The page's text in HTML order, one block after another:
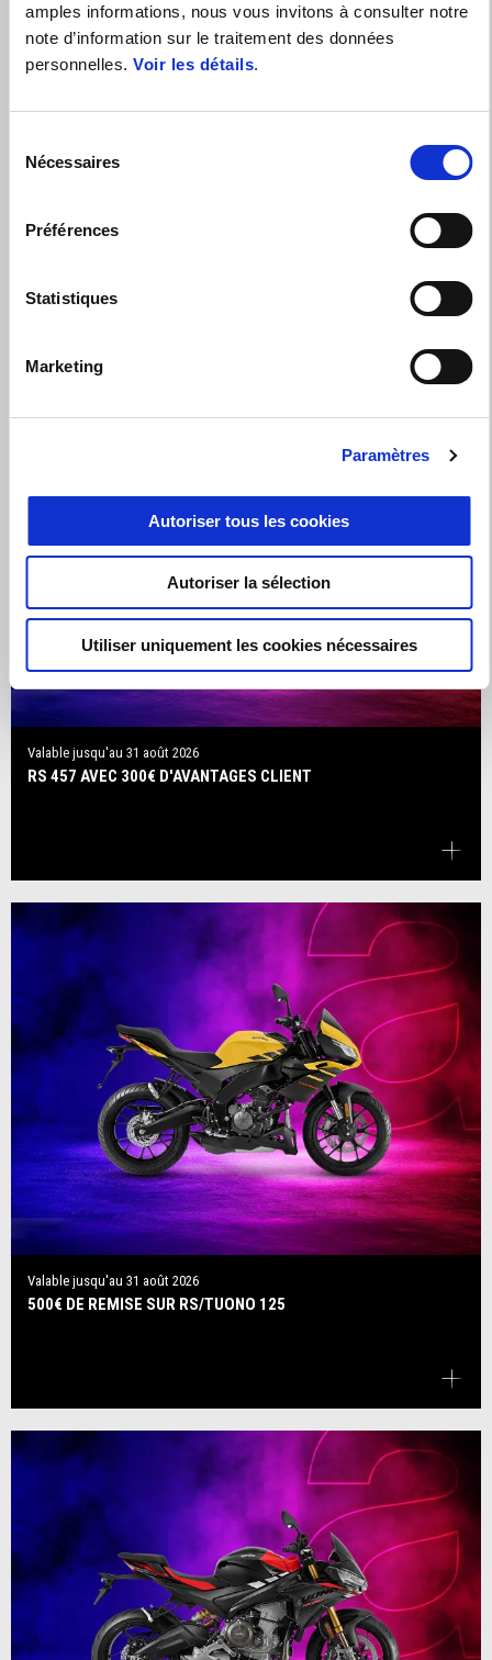
amples informations, nous vous invitons à consulter notre
note d’information sur le traitement des données
personnelles. Voir les détails.
Nécessaires
Préférences
Statistiques
Marketing
Paramètres
Autoriser tous les cookies
Autoriser la sélection
Utiliser uniquement les cookies nécessaires
Valable jusqu'au 31 août 2026
RS 457 AVEC 300€ D'AVANTAGES CLIENT
Valable jusqu'au 31 août 2026
500€ DE REMISE SUR RS/TUONO 125